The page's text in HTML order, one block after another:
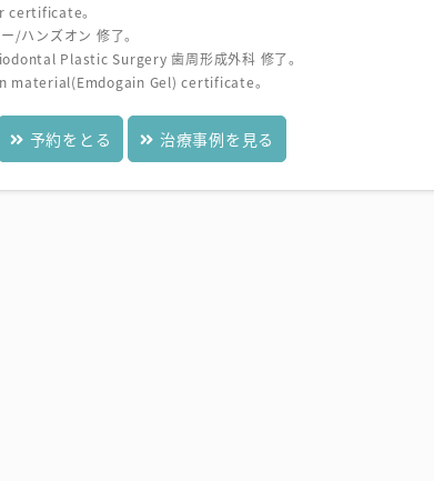
。
/ハンズオン 修了。
Plastic Surgery 歯周形成外科 修了。
Gel) certificate。
予約をとる 治療事例を見る